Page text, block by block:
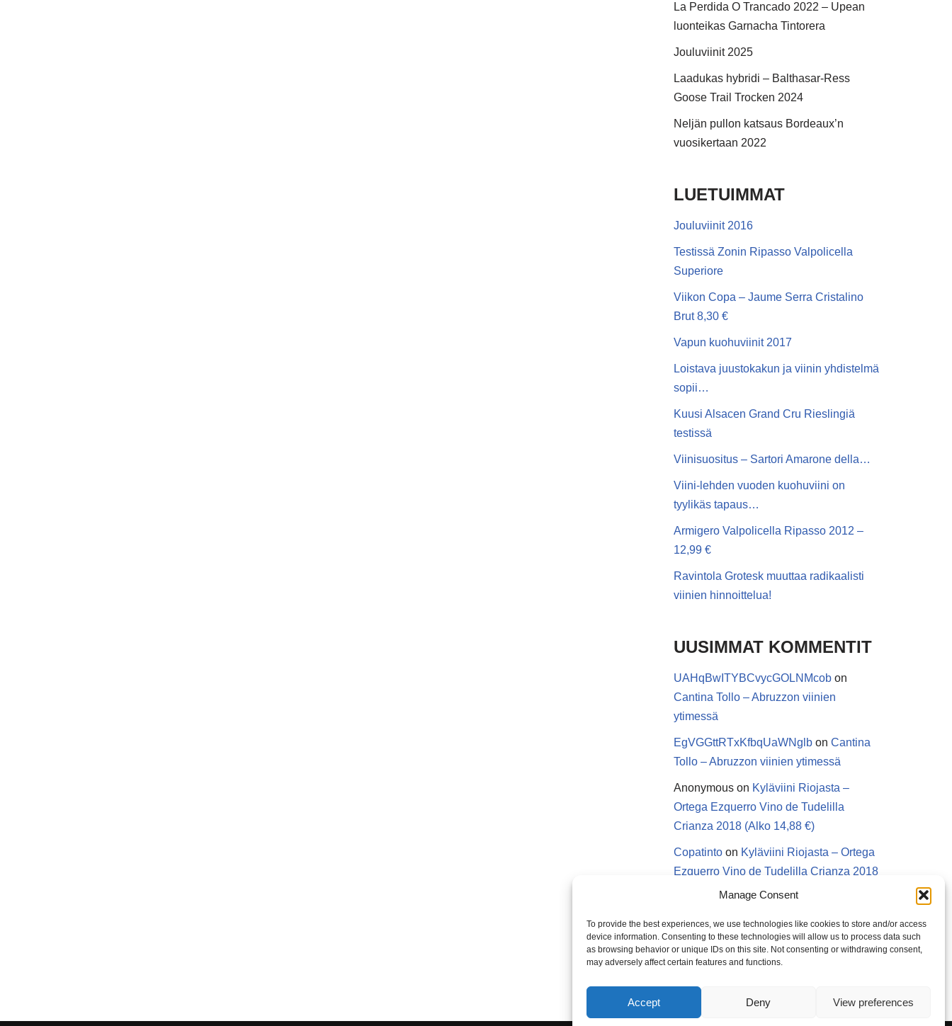
Manage Consent
To provide the best experiences, we use technologies like cookies to store and/or access
device information. Consenting to these technologies will allow us to process data such
as browsing behavior or unique IDs on this site. Not consenting or withdrawing consent,
may adversely affect certain features and functions.
Accept Deny View preferences
La Perdida O Trancado 2022 – Upean
luonteikas Garnacha Tintorera
Jouluviinit 2025
Laadukas hybridi – Balthasar-Ress
Goose Trail Trocken 2024
Neljän pullon katsaus Bordeaux’n
vuosikertaan 2022
LUETUIMMAT
Jouluviinit 2016
Testissä Zonin Ripasso Valpolicella
Superiore
Viikon Copa – Jaume Serra Cristalino
Brut 8,30 €
Vapun kuohuviinit 2017
Loistava juustokakun ja viinin yhdistelmä
sopii…
Kuusi Alsacen Grand Cru Rieslingiä
testissä
Viinisuositus – Sartori Amarone della…
Viini-lehden vuoden kuohuviini on
tyylikäs tapaus…
Armigero Valpolicella Ripasso 2012 –
12,99 €
Ravintola Grotesk muuttaa radikaalisti
viinien hinnoittelua!
UUSIMMAT KOMMENTIT
UAHqBwITYBCvycGOLNMcob on
Cantina Tollo – Abruzzon viinien
ytimessä
EgVGGttRTxKfbqUaWNglb on Cantina
Tollo – Abruzzon viinien ytimessä
Anonymous on Kyläviini Riojasta –
Ortega Ezquerro Vino de Tudelilla
Crianza 2018 (Alko 14,88 €)
Copatinto on Kyläviini Riojasta – Ortega
Ezquerro Vino de Tudelilla Crianza 2018
(Alko 14,88 €)
Riojasta – Ortega Ezquerro Vino de
Tudelilla Crianza 2018 (Alko 14,88 €)